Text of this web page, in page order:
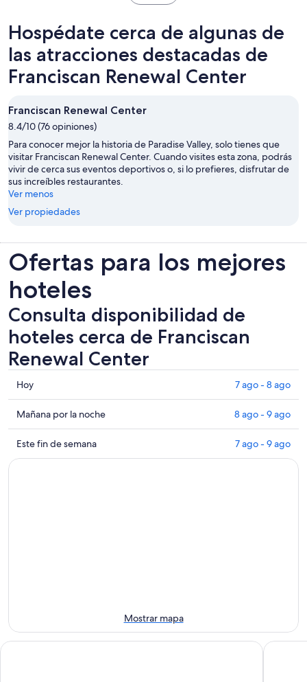
una
nueva
pestaña
Hospédate cerca de algunas de
las atracciones destacadas de
Franciscan Renewal Center
Franciscan Renewal Center
8.4/10 (76 opiniones)
Para conocer mejor la historia de Paradise Valley, solo tienes que
visitar Franciscan Renewal Center. Cuando visites esta zona, podrás
vivir de cerca sus eventos deportivos o, si lo prefieres, disfrutar de
sus increíbles restaurantes.
Ver menos
Ver propiedades
Ofertas para los mejores
hoteles
Consulta disponibilidad de
hoteles cerca de Franciscan
Renewal Center
Consultar
los
precios
cerca
de
Franciscan
Hoy 7 ago - 8 ago
Consultar
precios
cerca
de
9
ago
Mañana por la noche 8 ago - 9 ago
Consultar
precios
ago
-
Este fin de semana 7 ago - 9 ago
Mostrar mapa
Omni Scottsdale Resort & Spa at Montelucia